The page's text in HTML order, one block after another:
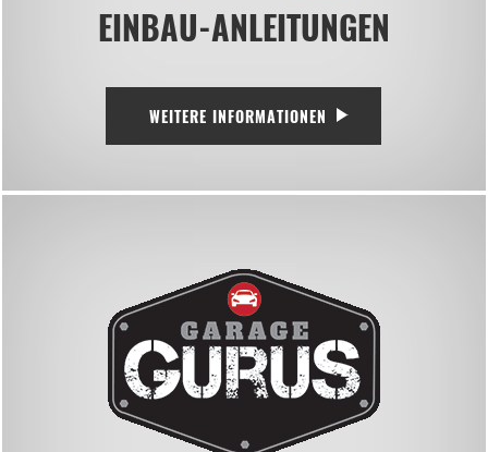
EINBAU-ANLEITUNGEN
WEITERE INFORMATIONEN